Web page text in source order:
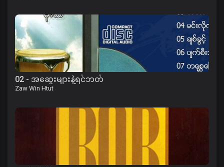
02 - အဆွေးများနဲ့ရင်ဘတ်
Zaw Win Htut